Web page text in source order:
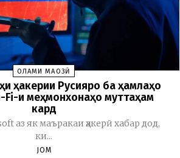
ОЛАМИ МАҶОЗӢ
ҳакерии Русияро ба ҳамлаҳо
Fi-и меҳмонхонаҳо муттаҳам
кард
аз як маъракаи ҳакерӣ хабар дод,
ки...
JOM